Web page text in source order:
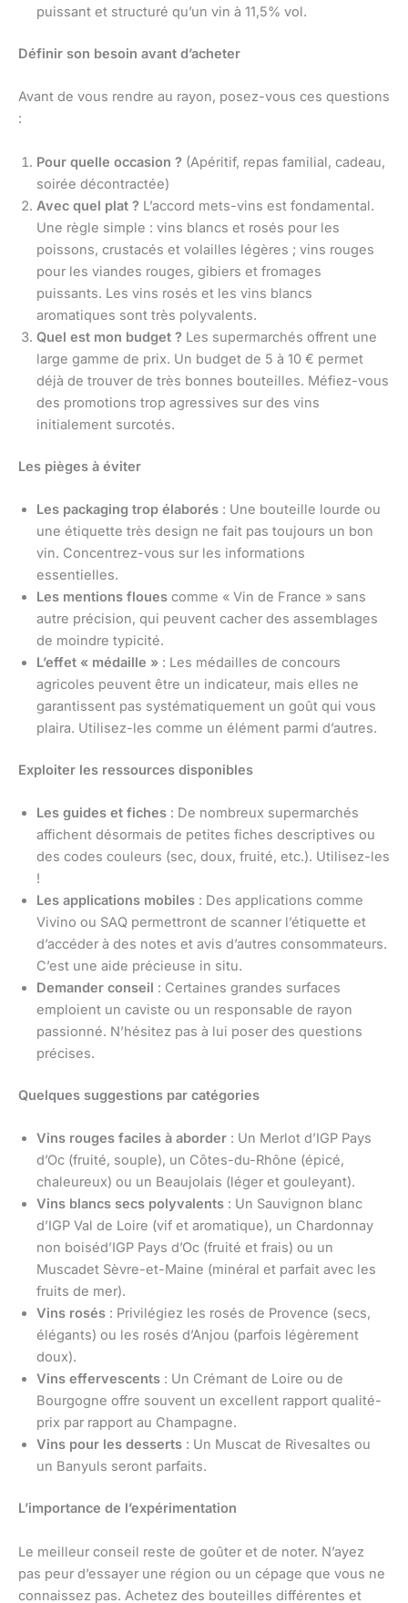
puissant et structuré qu’un vin à 11,5% vol.
Définir son besoin avant d’acheter
Avant de vous rendre au rayon, posez-vous ces questions
:
Pour quelle occasion ? (Apéritif, repas familial, cadeau,
soirée décontractée)
Avec quel plat ? L’accord mets-vins est fondamental.
Une règle simple : vins blancs et rosés pour les
poissons, crustacés et volailles légères ; vins rouges
pour les viandes rouges, gibiers et fromages
puissants. Les vins rosés et les vins blancs
aromatiques sont très polyvalents.
Quel est mon budget ? Les supermarchés offrent une
large gamme de prix. Un budget de 5 à 10 € permet
déjà de trouver de très bonnes bouteilles. Méfiez-vous
des promotions trop agressives sur des vins
initialement surcotés.
Les pièges à éviter
Les packaging trop élaborés : Une bouteille lourde ou
une étiquette très design ne fait pas toujours un bon
vin. Concentrez-vous sur les informations
essentielles.
Les mentions floues comme « Vin de France » sans
autre précision, qui peuvent cacher des assemblages
de moindre typicité.
L’effet « médaille » : Les médailles de concours
agricoles peuvent être un indicateur, mais elles ne
garantissent pas systématiquement un goût qui vous
plaira. Utilisez-les comme un élément parmi d’autres.
Exploiter les ressources disponibles
Les guides et fiches : De nombreux supermarchés
affichent désormais de petites fiches descriptives ou
des codes couleurs (sec, doux, fruité, etc.). Utilisez-les
!
Les applications mobiles : Des applications comme
Vivino ou SAQ permettront de scanner l’étiquette et
d’accéder à des notes et avis d’autres consommateurs.
C’est une aide précieuse in situ.
Demander conseil : Certaines grandes surfaces
emploient un caviste ou un responsable de rayon
passionné. N’hésitez pas à lui poser des questions
précises.
Quelques suggestions par catégories
Vins rouges faciles à aborder : Un Merlot d’IGP Pays
d’Oc (fruité, souple), un Côtes-du-Rhône (épicé,
chaleureux) ou un Beaujolais (léger et gouleyant).
Vins blancs secs polyvalents : Un Sauvignon blanc
d’IGP Val de Loire (vif et aromatique), un Chardonnay
non boiséd’IGP Pays d’Oc (fruité et frais) ou un
Muscadet Sèvre-et-Maine (minéral et parfait avec les
fruits de mer).
Vins rosés : Privilégiez les rosés de Provence (secs,
élégants) ou les rosés d’Anjou (parfois légèrement
doux).
Vins effervescents : Un Crémant de Loire ou de
Bourgogne offre souvent un excellent rapport qualité-
prix par rapport au Champagne.
Vins pour les desserts : Un Muscat de Rivesaltes ou
un Banyuls seront parfaits.
L’importance de l’expérimentation
Le meilleur conseil reste de goûter et de noter. N’ayez
pas peur d’essayer une région ou un cépage que vous ne
connaissez pas. Achetez des bouteilles différentes et